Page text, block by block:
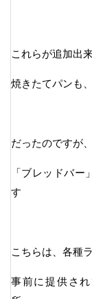
これらが追加出
焼きたてパンも
だったのですが
「ブレッドバ
す
こちらは、各種
事前に提供さ